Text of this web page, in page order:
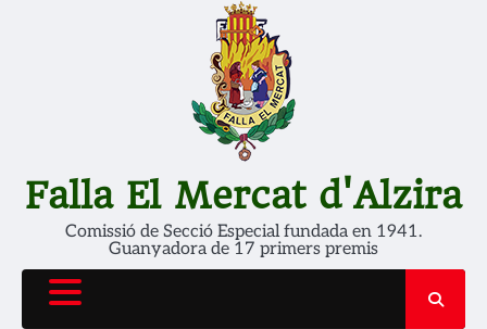
Falla El Mercat d'Alzira
Comissió de Secció Especial fundada en 1941.
Guanyadora de 17 primers premis